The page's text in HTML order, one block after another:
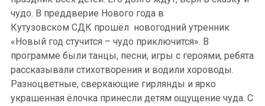
чудо. В преддверие Нового года в
Кутузовском СДК прошёл новогодний утренник
«Новый год стучится – чудо приключится». В
программе были танцы, песни, игры с героями, ребята
рассказывали стихотворения и водили хороводы.
Разноцветные, сверкающие гирлянды и ярко
украшенная ёлочка принесли детям ощущение чуда. С